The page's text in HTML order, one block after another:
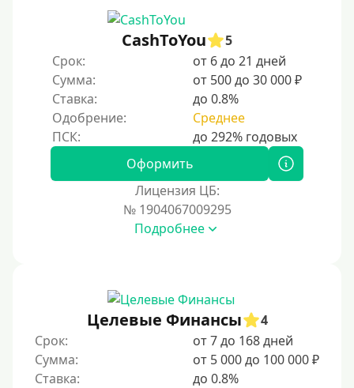
CashToYou
5
Срок:
от 6 до 21 дней
Сумма:
от 500 до 30 000 ₽
Ставка:
до 0.8%
Одобрение:
Среднее
Оформить
Лицензия ЦБ:
№ 1904067009295
Подробнее
Целевые Финансы
4
Срок:
от 7 до 168 дней
Сумма:
от 5 000 до 100 000 ₽
Ставка:
до 0.8%